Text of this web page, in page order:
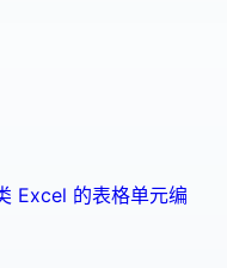
Excel 的表格单元编